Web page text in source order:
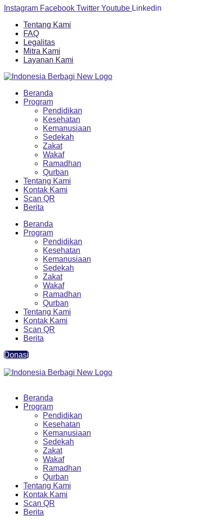
Skip
content
Instagram Facebook Twitter Youtube Linkedin
Tentang Kami
FAQ
Legalitas
Mitra Kami
Layanan Kami
Beranda
Program
Pendidikan
Kesehatan
Kemanusiaan
Sedekah
Zakat
Wakaf
Ramadhan
Qurban
Tentang Kami
Kontak Kami
Scan QR
Berita
Beranda
Program
Pendidikan
Kesehatan
Kemanusiaan
Sedekah
Zakat
Wakaf
Ramadhan
Qurban
Tentang Kami
Kontak Kami
Scan QR
Berita
Donasi
Beranda
Program
Pendidikan
Kesehatan
Kemanusiaan
Sedekah
Zakat
Wakaf
Ramadhan
Qurban
Tentang Kami
Kontak Kami
Scan QR
Berita